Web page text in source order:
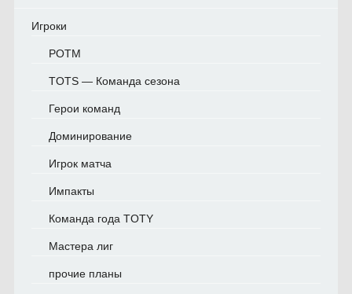
Игроки
POTM
TOTS — Команда сезона
Герои команд
Доминирование
Игрок матча
Импакты
Команда года TOTY
Мастера лиг
прочие планы